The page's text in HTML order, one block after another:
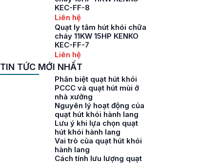
KEC-FF-8
Liên hệ
Quạt ly tâm hút khói chữa
cháy 11KW 15HP KENKO
KEC-FF-7
Liên hệ
TIN TỨC MỚI NHẤT
Phân biệt quạt hút khói
PCCC và quạt hút mùi ở
nhà xưởng
Nguyên lý hoạt động của
quạt hút khói hành lang
Lưu ý khi lựa chọn quạt
hút khói hành lang
Vai trò của quạt hút khói
hành lang
Cách tính lưu lượng quạt